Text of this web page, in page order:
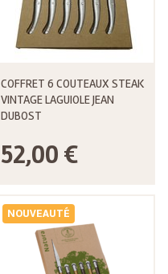
COFFRET 6 COUTEAUX STEAK
VINTAGE LAGUIOLE JEAN
DUBOST
52,00 €
NOUVEAUTÉ